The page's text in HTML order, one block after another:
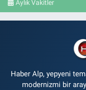
Aylık Vakitler
Haber Alp, yepyeni
modernizmi bir